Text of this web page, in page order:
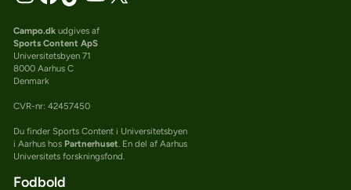
Campo.dkudgives af
Sports Content ApS
Universitetsbyen 71
8000 Aarhus C
Denmark
CVR-nr: 42457450
Du finder Sports Content i Universitetsbyen
i Aarhus hos Partnerhuset . En del af Aarhus
Universitets forskningsfond.
Fodbold